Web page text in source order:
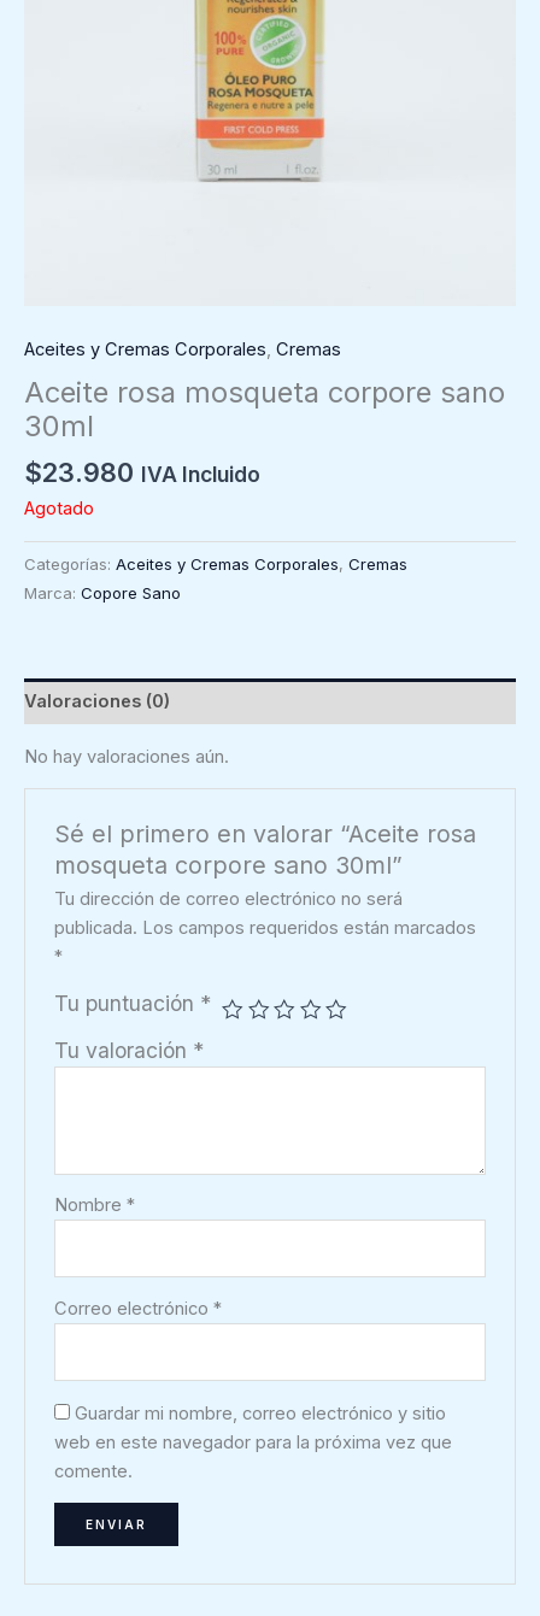
Aceites y Cremas Corporales, Cremas
Aceite rosa mosqueta corpore sano
30ml
$23.980 IVA Incluido
Agotado
Categorías: Aceites y Cremas Corporales, Cremas
Marca: Copore Sano
Valoraciones (0)
No hay valoraciones aún.
Sé el primero en valorar “Aceite rosa
mosqueta corpore sano 30ml”
Tu dirección de correo electrónico no será
publicada. Los campos requeridos están marcados
*
Tu puntuación *
Tu valoración *
Nombre*
Correo electrónico*
Guardar mi nombre, correo electrónico y sitio
web en este navegador para la próxima vez que
comente.